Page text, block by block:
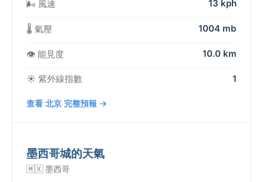
🌬️ 風速 13 kph
🌡️ 氣壓 1004 mb
👁️ 能見度 10.0 km
☀️ 紫外線指數 1
查看 北京 完整預報 →
墨西哥城的天氣
🇲🇽 墨西哥